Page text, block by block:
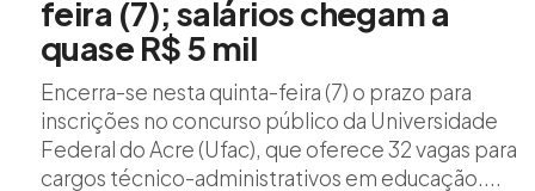
feira (7); salários chegam a
quase R$ 5 mil
Encerra-se nesta quinta-feira (7) o prazo para
inscrições no concurso público da Universidade
Federal do Acre (Ufac), que oferece 32 vagas para
cargos técnico-administrativos em educação....